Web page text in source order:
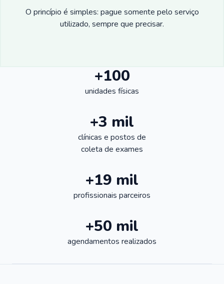
O princípio é simples: pague somente pelo serviço
utilizado, sempre que precisar.
+100
unidades físicas
+3 mil
clínicas e postos de
coleta de exames
+19 mil
profissionais parceiros
+50 mil
agendamentos realizados